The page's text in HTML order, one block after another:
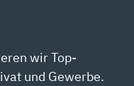
wir Top-
und Gewerbe.